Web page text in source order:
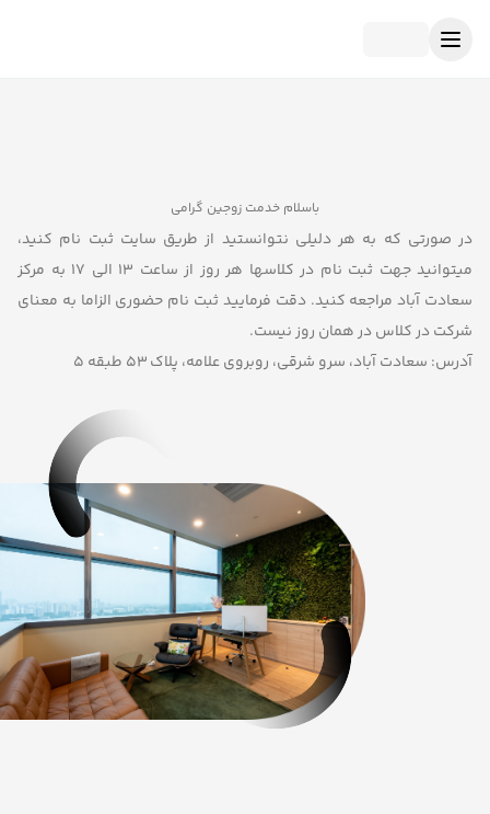
باسلام خدمت زوجین گرامی
در صورتی که به هر دلیلی نتوانستید از طریق سایت ثبت نام کنید،
میتوانید جهت ثبت نام در کلاسها هر روز از ساعت 13 الی 17 به مرکز
سعادت آباد مراجعه کنید. دقت فرمایید ثبت نام حضوری الزاما به معنای
شرکت در کلاس در همان روز نیست.
آدرس: سعادت آباد، سرو شرقی، روبروی علامه، پلاک 53 طبقه 5